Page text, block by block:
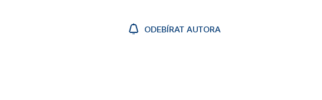
ODEBÍRAT AUTORA